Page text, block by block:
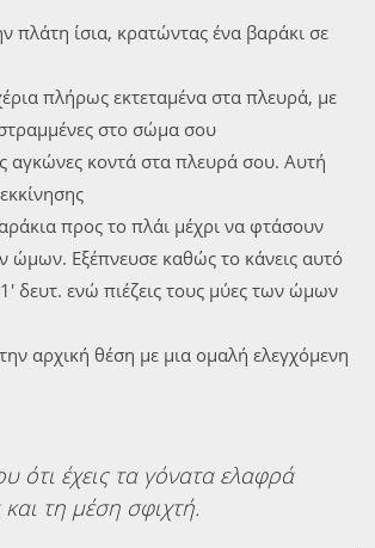
πλάτη ίσια, κρατώντας ένα βαράκι σε
πλήρως εκτεταμένα στα πλευρά, με
στο σώμα σου
αγκώνες κοντά στα πλευρά σου. Αυτή
προς το πλάι μέχρι να φτάσουν
ώμων. Εξέπνευσε καθώς το κάνεις αυτό
δευτ. ενώ πιέζεις τους μύες των ώμων
αρχική θέση με μια ομαλή ελεγχόμενη
ότι έχεις τα γόνατα ελαφρά
τη μέση σφιχτή.